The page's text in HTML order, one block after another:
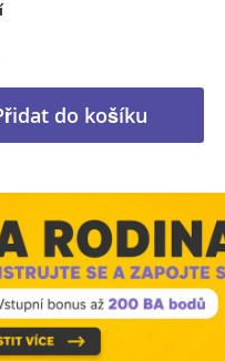
do košíku